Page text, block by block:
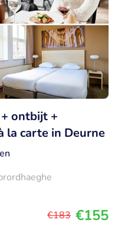
ontbijt +
la carte in Deurne
€183 €155